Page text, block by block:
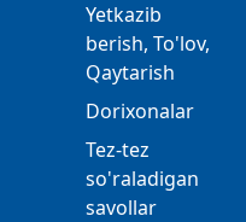
Yetkazib
berish, To'lov,
Qaytarish
Dorixonalar
Tez-tez
so'raladigan
savollar